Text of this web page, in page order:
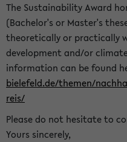
The Sustainability Award
(Bachelor's or Master's
theoretically or practically
development and/or
information can be found
bielefeld.de/themen/
reis/
Please do not hesitate to
Yours sincerely,